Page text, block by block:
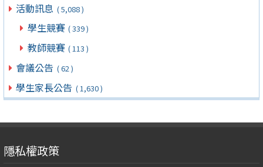
活動訊息 ( 5,088 )
學生競賽 ( 339 )
教師競賽 ( 113 )
會議公告 ( 62 )
學生家長公告 ( 1,630 )
隱私權政策